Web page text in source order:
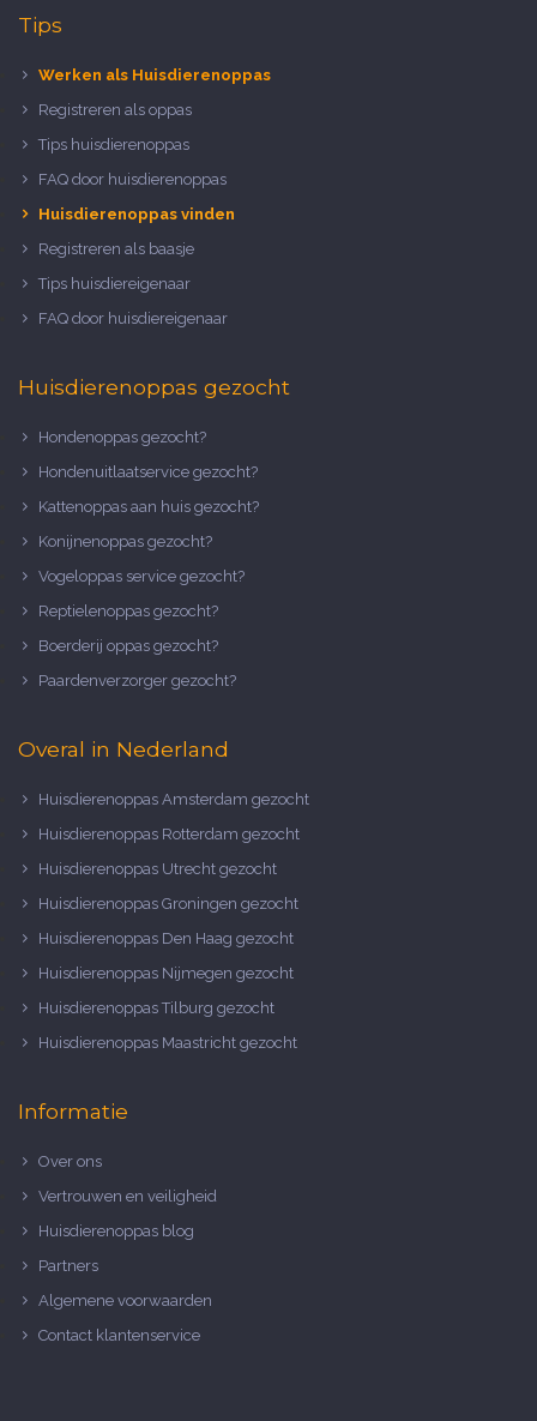
Tips
Werken als Huisdierenoppas
Registreren als oppas
Tips huisdierenoppas
FAQ door huisdierenoppas
Huisdierenoppas vinden
Registreren als baasje
Tips huisdiereigenaar
FAQ door huisdiereigenaar
Huisdierenoppas gezocht
Hondenoppas gezocht?
Hondenuitlaatservice gezocht?
Kattenoppas aan huis gezocht?
Konijnenoppas gezocht?
Vogeloppas service gezocht?
Reptielenoppas gezocht?
Boerderij oppas gezocht?
Paardenverzorger gezocht?
Overal in Nederland
Huisdierenoppas Amsterdam gezocht
Huisdierenoppas Rotterdam gezocht
Huisdierenoppas Utrecht gezocht
Huisdierenoppas Groningen gezocht
Huisdierenoppas Den Haag gezocht
Huisdierenoppas Nijmegen gezocht
Huisdierenoppas Tilburg gezocht
Huisdierenoppas Maastricht gezocht
Informatie
Over ons
Vertrouwen en veiligheid
Huisdierenoppas blog
Partners
Algemene voorwaarden
Contact klantenservice